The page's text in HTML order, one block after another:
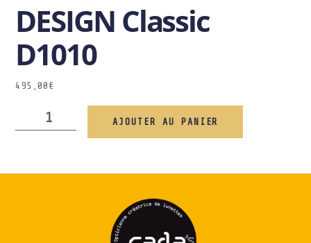
DESIGN Classic
D1010
495,00 €
AJOUTER AU PANIER